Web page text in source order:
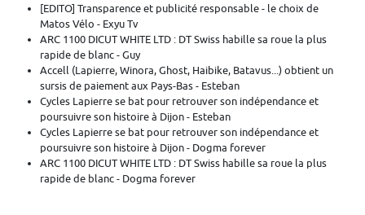
[EDITO] Transparence et publicité responsable - le choix de
Matos Vélo - Exyu Tv
ARC 1100 DICUT WHITE LTD : DT Swiss habille sa roue la plus
rapide de blanc - Guy
Accell (Lapierre, Winora, Ghost, Haibike, Batavus...) obtient un
sursis de paiement aux Pays-Bas - Esteban
Cycles Lapierre se bat pour retrouver son indépendance et
poursuivre son histoire à Dijon - Esteban
Cycles Lapierre se bat pour retrouver son indépendance et
poursuivre son histoire à Dijon - Dogma forever
ARC 1100 DICUT WHITE LTD : DT Swiss habille sa roue la plus
rapide de blanc - Dogma forever